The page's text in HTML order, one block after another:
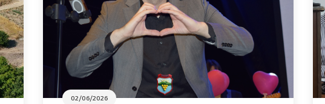
02/06/2026